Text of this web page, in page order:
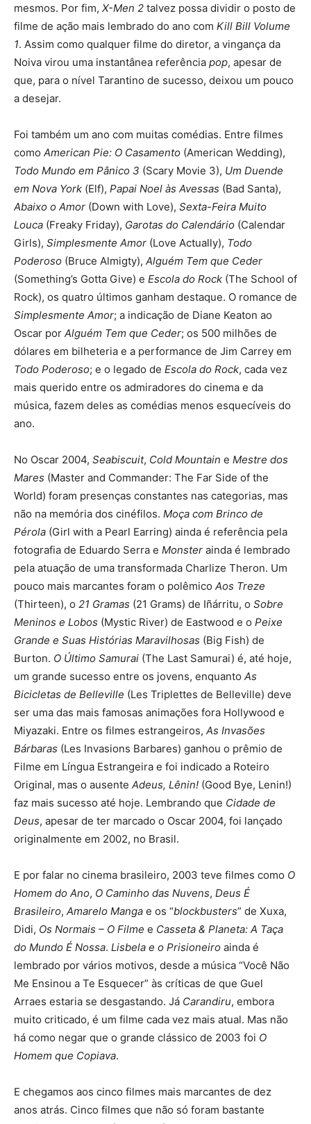
mesmos. Por fim, X-Men 2 talvez possa dividir o posto de
filme de ação mais lembrado do ano com Kill Bill Volume
1. Assim como qualquer filme do diretor, a vingança da
Noiva virou uma instantânea referência pop, apesar de
que, para o nível Tarantino de sucesso, deixou um pouco
a desejar.
Foi também um ano com muitas comédias. Entre filmes
como American Pie: O Casamento (American Wedding),
Todo Mundo em Pânico 3 (Scary Movie 3), Um Duende
em Nova York (Elf), Papai Noel às Avessas (Bad Santa),
Abaixo o Amor (Down with Love), Sexta-Feira Muito
Louca (Freaky Friday), Garotas do Calendário (Calendar
Girls), Simplesmente Amor (Love Actually), Todo
Poderoso (Bruce Almigty), Alguém Tem que Ceder
(Something’s Gotta Give) e Escola do Rock (The School of
Rock), os quatro últimos ganham destaque. O romance de
Simplesmente Amor; a indicação de Diane Keaton ao
Oscar por Alguém Tem que Ceder; os 500 milhões de
dólares em bilheteria e a performance de Jim Carrey em
Todo Poderoso; e o legado de Escola do Rock, cada vez
mais querido entre os admiradores do cinema e da
música, fazem deles as comédias menos esquecíveis do
ano.
No Oscar 2004, Seabiscuit, Cold Mountain e Mestre dos
Mares (Master and Commander: The Far Side of the
World) foram presenças constantes nas categorias, mas
não na memória dos cinéfilos. Moça com Brinco de
Pérola (Girl with a Pearl Earring) ainda é referência pela
fotografia de Eduardo Serra e Monster ainda é lembrado
pela atuação de uma transformada Charlize Theron. Um
pouco mais marcantes foram o polêmico Aos Treze
(Thirteen), o 21 Gramas (21 Grams) de Iñárritu, o Sobre
Meninos e Lobos (Mystic River) de Eastwood e o Peixe
Grande e Suas Histórias Maravilhosas (Big Fish) de
Burton. O Último Samurai (The Last Samurai) é, até hoje,
um grande sucesso entre os jovens, enquanto As
Bicicletas de Belleville (Les Triplettes de Belleville) deve
ser uma das mais famosas animações fora Hollywood e
Miyazaki. Entre os filmes estrangeiros, As Invasões
Bárbaras (Les Invasions Barbares) ganhou o prêmio de
Filme em Língua Estrangeira e foi indicado a Roteiro
Original, mas o ausente Adeus, Lênin! (Good Bye, Lenin!)
faz mais sucesso até hoje. Lembrando que Cidade de
Deus, apesar de ter marcado o Oscar 2004, foi lançado
originalmente em 2002, no Brasil.
E por falar no cinema brasileiro, 2003 teve filmes como O
Homem do Ano, O Caminho das Nuvens, Deus É
Brasileiro, Amarelo Manga e os “blockbusters” de Xuxa,
Didi, Os Normais – O Filme e Casseta & Planeta: A Taça
do Mundo É Nossa. Lisbela e o Prisioneiro ainda é
lembrado por vários motivos, desde a música “Você Não
Me Ensinou a Te Esquecer” às críticas de que Guel
Arraes estaria se desgastando. Já Carandiru, embora
muito criticado, é um filme cada vez mais atual. Mas não
há como negar que o grande clássico de 2003 foi O
Homem que Copiava.
E chegamos aos cinco filmes mais marcantes de dez
anos atrás. Cinco filmes que não só foram bastante